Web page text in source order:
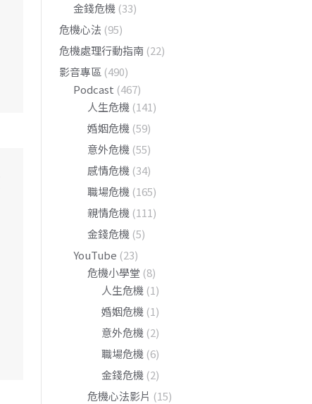
金錢危機 (33)
危機心法 (95)
危機處理行動指南 (22)
影音專區 (490)
Podcast (467)
人生危機 (141)
婚姻危機 (59)
意外危機 (55)
感情危機 (34)
職場危機 (165)
親情危機 (111)
金錢危機 (5)
YouTube (23)
危機小學堂 (8)
人生危機 (1)
婚姻危機 (1)
意外危機 (2)
職場危機 (6)
金錢危機 (2)
危機心法影片 (15)